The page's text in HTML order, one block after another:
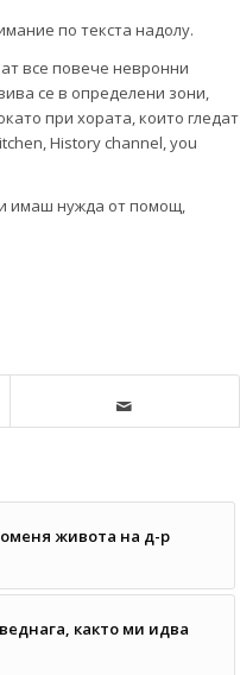
по текста надолу.
все повече невронни
се в определени зони,
при хората, които гледат
History channel, you
имаш нужда от помощ,
живота на д-р
както ми идва